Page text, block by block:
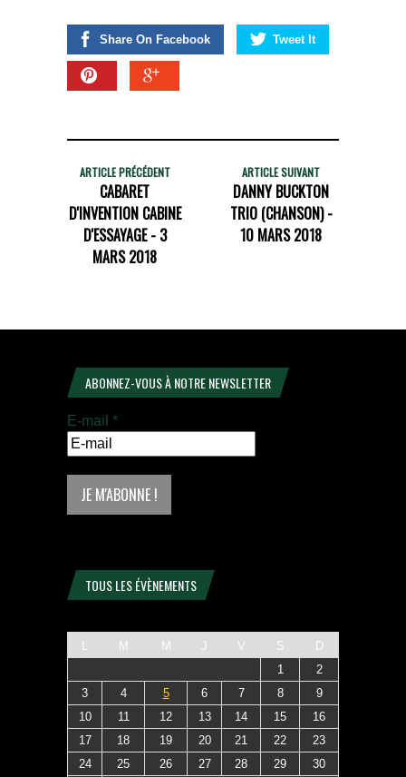
Share On Facebook Tweet It
ARTICLE PRÉCÉDENT
CABARET
D'INVENTION CABINE
D'ESSAYAGE - 3
MARS 2018
ARTICLE SUIVANT
DANNY BUCKTON
TRIO (CHANSON) -
10 MARS 2018
ABONNEZ-VOUS À NOTRE NEWSLETTER
E-mail *
TOUS LES ÉVÈNEMENTS
L M M J V S
D
1
2
3
4 5 6 7 8
9
10
11 12 13 14 15
16
17
18 19 20 21 22
23
24
25 26 27 28 29 30